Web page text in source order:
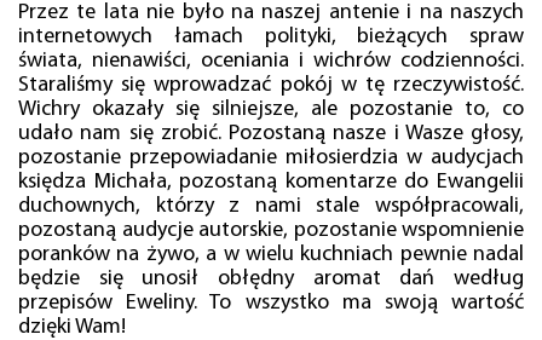
Przez te lata nie było na naszej antenie i na naszych
internetowych łamach polityki, bieżących spraw
świata, nienawiści, oceniania i wichrów codzienności.
Staraliśmy się wprowadzać pokój w tę rzeczywistość.
Wichry okazały się silniejsze, ale pozostanie to, co
udało nam się zrobić. Pozostaną nasze i Wasze głosy,
pozostanie przepowiadanie miłosierdzia w audycjach
księdza Michała, pozostaną komentarze do Ewangelii
duchownych, którzy z nami stale współpracowali,
pozostaną audycje autorskie, pozostanie wspomnienie
poranków na żywo, a w wielu kuchniach pewnie nadal
będzie się unosił obłędny aromat dań według
przepisów Eweliny. To wszystko ma swoją wartość
dzięki Wam!